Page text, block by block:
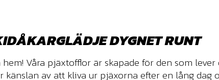
DYGNET RUNT
Våra pjäxtofflor är skapade för den som
känslan av att kliva ur pjäxorna efter en lång